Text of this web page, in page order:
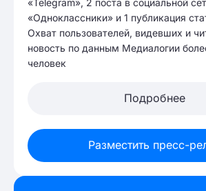
«Одноклассники» и 1 публикация
Охват пользователей, видевших и
новость по данным Медиалогии
человек
Подробнее
Разместить пресс-